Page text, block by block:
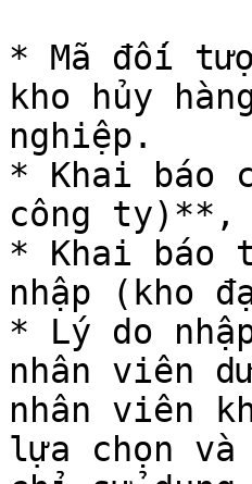
* Mã đối
kho hủy
nghiệp.
* Khai báo
công ty)**,
* Khai báo
nhập (kho
* Lý do
nhân viên
nhân viên
lựa chọn và